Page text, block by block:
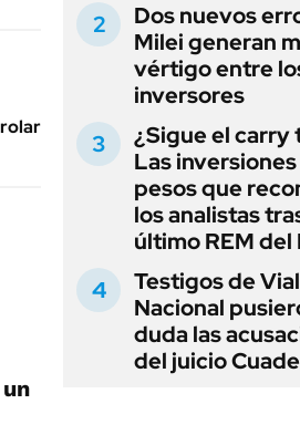
Dos nuevos
Milei generan
vértigo entre
inversores
¿Sigue el carry
Las
pesos que
los analistas
último REM del
Testigos de
Nacional
duda las
del juicio